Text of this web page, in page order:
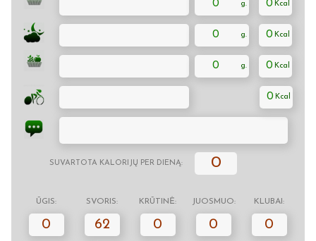
0 0
0 0
0 0
0
SUVARTOTA KALORIJŲ PER DIENĄ: 0
ŪGIS: SVORIS: KRŪTINĖ: JUOSMUO: KLUBAI:
0 62 0 0 0